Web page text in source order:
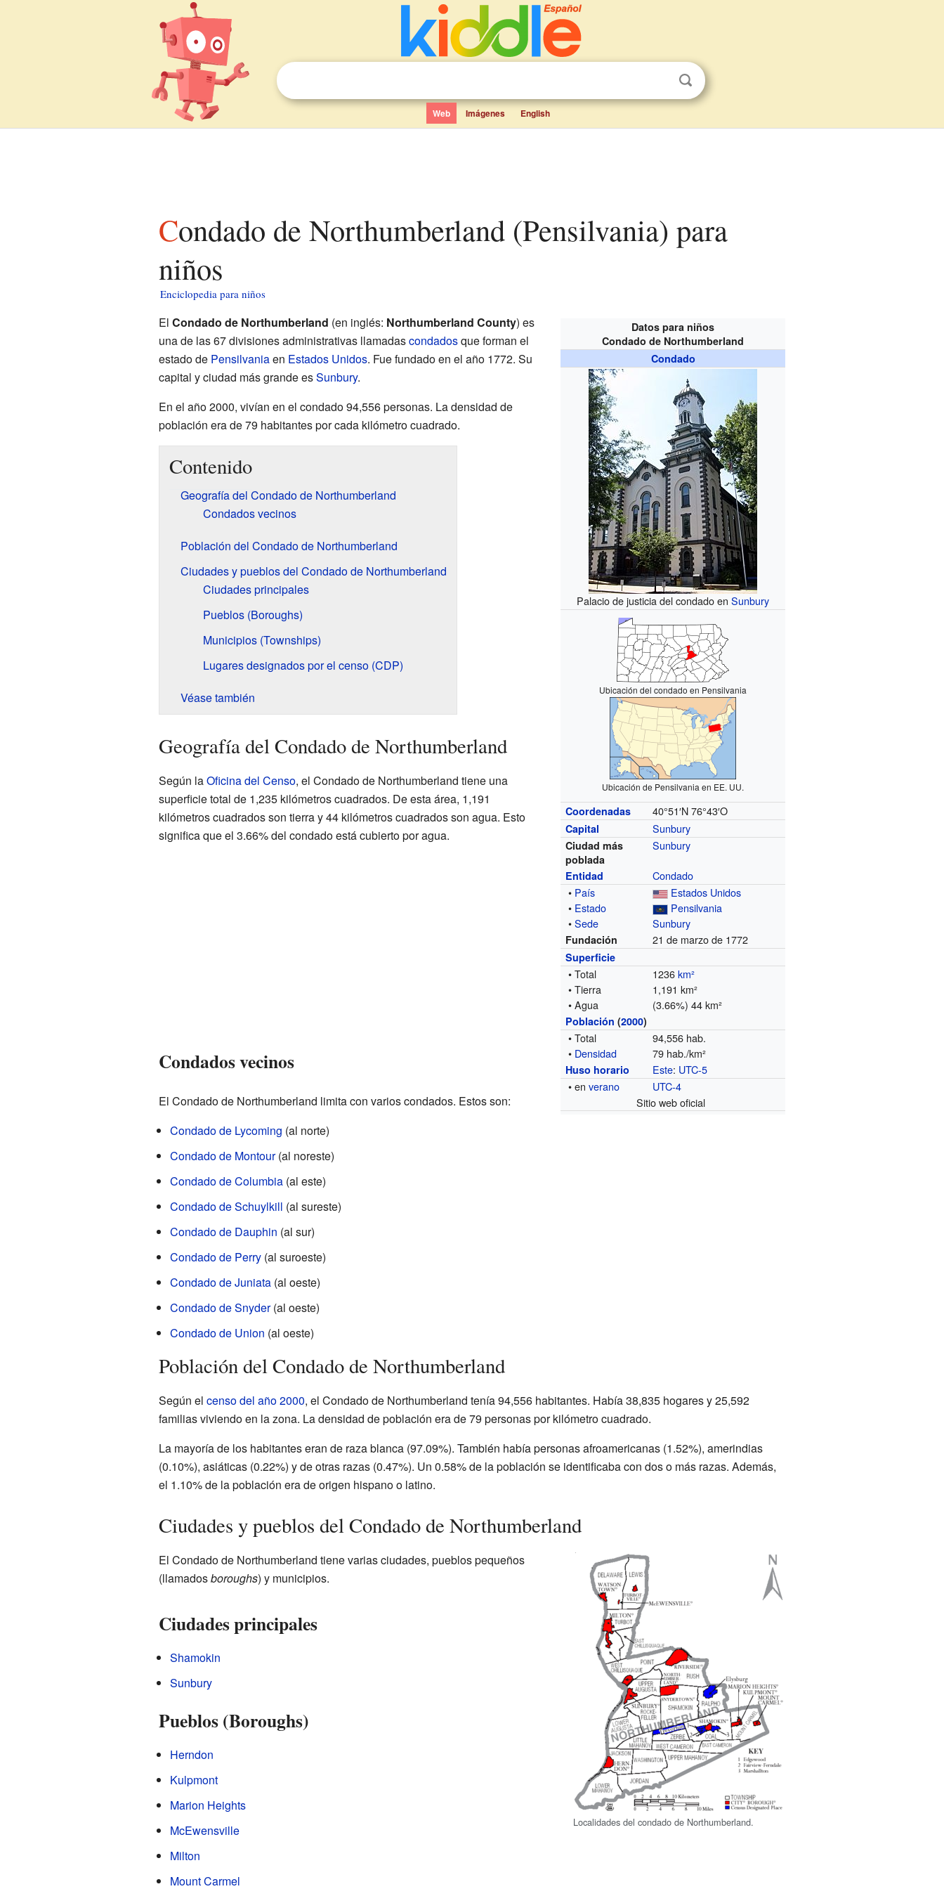
Web Imágenes English
Condado de Northumberland (Pensilvania) para
niños
Enciclopedia para niños
Datos para niños
Condado de Northumberland
Condado
Palacio de justicia del condado enSunbury
Ubicación del condado en Pensilvania
Ubicación de Pensilvania en EE. UU.
Coordenadas 40°51′N 76°43′O
Capital Sunbury
Ciudad más
poblada
Sunbury
Entidad
Condado
• País
Estados Unidos
• Estado
Pensilvania
•Sede Sunbury
Fundación 21 de marzo de 1772
Superficie
• Total 1236km²
• Tierra
1,191 km²
• Agua
(3.66%) 44 km²
Población (2000)
• Total
94,556 hab.
• Densidad 79 hab./km²
Huso horario Este: UTC-5
• enverano
UTC-4
Sitio web oficial
El Condado de Northumberland (en inglés: Northumberland County) es
una de las 67 divisiones administrativas llamadascondadosque forman el
estado de Pensilvaniaen Estados Unidos. Fue fundado en el año 1772. Su
capital y ciudad más grande esSunbury.
En el año 2000, vivían en el condado 94,556 personas. La densidad de
población era de 79 habitantes por cada kilómetro cuadrado.
Contenido
Geografía del Condado de Northumberland
Condados vecinos
Población del Condado de Northumberland
Ciudades y pueblos del Condado de Northumberland
Ciudades principales
Pueblos (Boroughs)
Municipios (Townships)
Lugares designados por el censo (CDP)
Véase también
Geografía del Condado de Northumberland
Según laOficina del Censo, el Condado de Northumberland tiene una
superficie total de 1,235 kilómetros cuadrados. De esta área, 1,191
kilómetros cuadrados son tierra y 44 kilómetros cuadrados son agua. Esto
significa que el 3.66% del condado está cubierto por agua.
Condados vecinos
El Condado de Northumberland limita con varios condados. Estos son:
Condado de Lycoming (al norte)
Condado de Montour(al noreste)
Condado de Columbia(al este)
Condado de Schuylkill (al sureste)
Condado de Dauphin (al sur)
Condado de Perry(al suroeste)
Condado de Juniata(al oeste)
Condado de Snyder(al oeste)
Condado de Union (al oeste)
Población del Condado de Northumberland
Según el censo del año 2000, el Condado de Northumberland tenía 94,556 habitantes. Había 38,835 hogares y 25,592
familias viviendo en la zona. La densidad de población era de 79 personas por kilómetro cuadrado.
La mayoría de los habitantes eran de raza blanca (97.09%). También había personas afroamericanas (1.52%), amerindias
(0.10%), asiáticas (0.22%) y de otras razas (0.47%). Un 0.58% de la población se identificaba con dos o más razas. Además,
el 1.10% de la población era de origen hispano o latino.
Ciudades y pueblos del Condado de Northumberland
Localidades del condado de Northumberland.
El Condado de Northumberland tiene varias ciudades, pueblos pequeños
(llamadosboroughs) y municipios.
Ciudades principales
Shamokin
Sunbury
Pueblos (Boroughs)
Herndon
Kulpmont
Marion Heights
McEwensville
Milton
Mount Carmel